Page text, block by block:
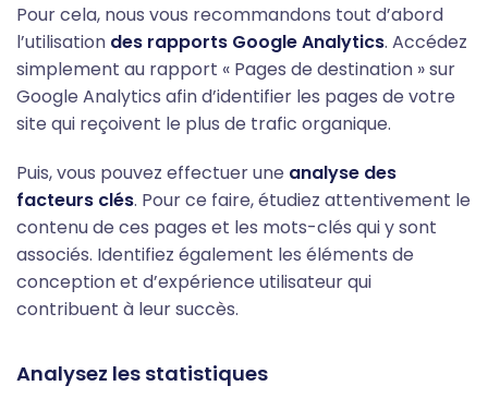
Pour cela, nous vous recommandons tout d’abord
l’utilisation des rapports Google Analytics. Accédez
simplement au rapport « Pages de destination » sur
Google Analytics afin d’identifier les pages de votre
site qui reçoivent le plus de trafic organique.
Puis, vous pouvez effectuer une analyse des
facteurs clés. Pour ce faire, étudiez attentivement le
contenu de ces pages et les mots-clés qui y sont
associés. Identifiez également les éléments de
conception et d’expérience utilisateur qui
contribuent à leur succès.
Analysez les statistiques